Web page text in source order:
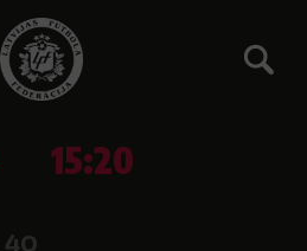
15:20
40